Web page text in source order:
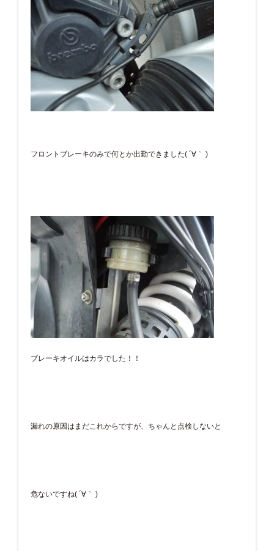
フロントブレーキのみで何とか出勤できました( ´∀｀ )
ブレーキオイルはカラでした！！
漏れの原因はまだこれからですが、ちゃんと点検しないと
危ないですね( ´∀｀ )